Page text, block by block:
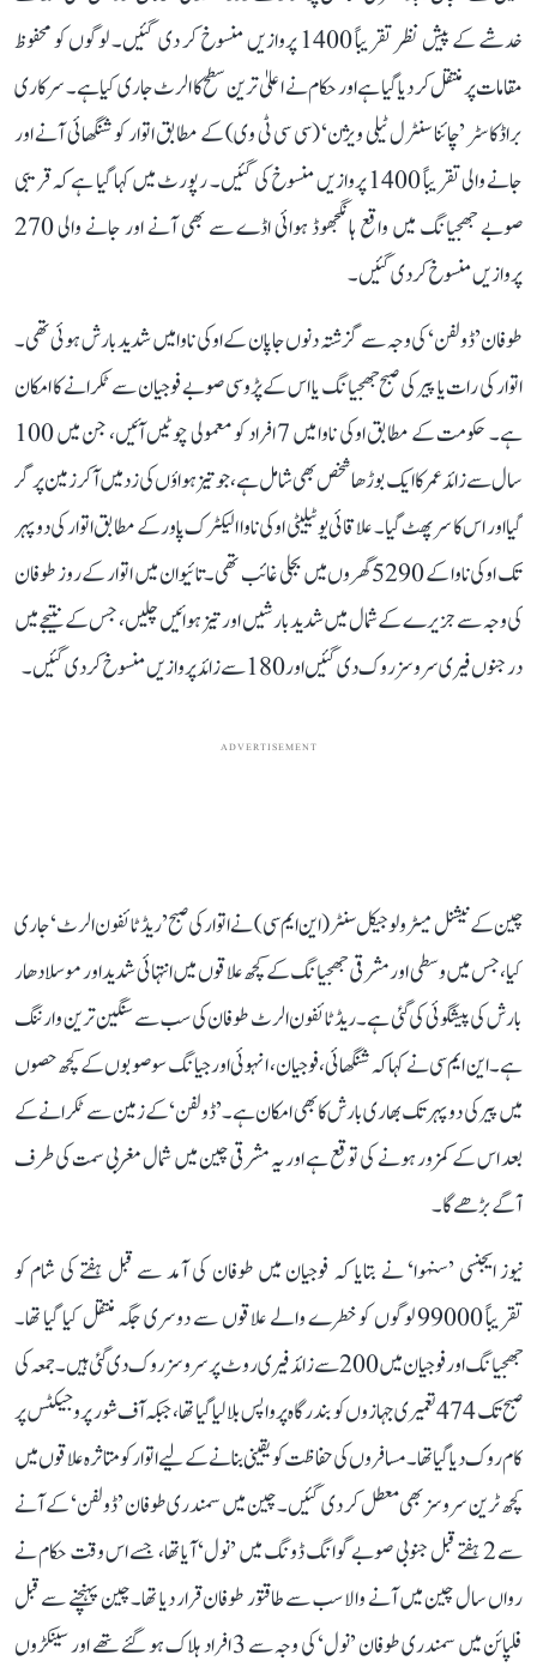
خدشے کے پیش نظر تقریباً 1400 پروازیں منسوخ کر دی گئیں۔ لوگوں کو محفوظ
مقامات پر منتقل کر دیا گیا ہے اور حکام نے اعلیٰ ترین سطح کا الرٹ جاری کیا ہے۔ سرکاری
براڈکاسٹر ’چائنا سنٹرل ٹیلی ویژن‘ (سی سی ٹی وی) کے مطابق اتوار کو شنگھائی آنے اور
جانے والی تقریباً 1400 پروازیں منسوخ کی گئیں۔ رپورٹ میں کہا گیا ہے کہ قریبی
صوبے جھجیانگ میں واقع ہانگجھوڈ ہوائی اڈے سے بھی آنے اور جانے والی 270
پروازیں منسوخ کر دی گئیں۔
طوفان ’ڈولفن‘ کی وجہ سے گزشتہ دنوں جاپان کے اوکی ناوا میں شدید بارش ہوئی تھی۔
اتوار کی رات یا پیر کی صبح جھجیانگ یا اس کے پڑوسی صوبے فوجیان سے ٹکرانے کا امکان
ہے۔ حکومت کے مطابق اوکی ناوا میں 7 افراد کو معمولی چوٹیں آئیں، جن میں 100
سال سے زائد عمر کا ایک بوڑھا شخص بھی شامل ہے، جو تیز ہواؤں کی زد میں آ کر زمین پر گر
گیا اور اس کا سر پھٹ گیا۔ علاقائی یوٹیلیٹی اوکی ناوا الیکٹرک پاور کے مطابق اتوار کی دوپہر
تک اوکی ناوا کے 5290 گھروں میں بجلی غائب تھی۔ تائیوان میں اتوار کے روز طوفان
کی وجہ سے جزیرے کے شمال میں شدید بارشیں اور تیز ہوائیں چلیں، جس کے نتیجے میں
درجنوں فیری سروسز روک دی گئیں اور 180 سے زائد پروازیں منسوخ کر دی گئیں۔
ADVERTISEMENT
چین کے نیشنل میٹرولوجیکل سنٹر (این ایم سی) نے اتوار کی صبح ’ریڈ ٹائفون الرٹ‘ جاری
کیا، جس میں وسطی اور مشرقی جھجیانگ کے کچھ علاقوں میں انتہائی شدید اور موسلا دھار
بارش کی پیشگوئی کی گئی ہے۔ ریڈ ٹائفون الرٹ طوفان کی سب سے سنگین ترین وارننگ
ہے۔ این ایم سی نے کہا کہ شنگھائی، فوجیان، انہوئی اور جیانگ سو صوبوں کے کچھ حصوں
میں پیر کی دوپہر تک بھاری بارش کا بھی امکان ہے۔ ’ڈولفن‘ کے زمین سے ٹکرانے کے
بعد اس کے کمزور ہونے کی توقع ہے اور یہ مشرقی چین میں شمال مغربی سمت کی طرف
آگے بڑھے گا۔
نیوز ایجنسی ’سنہوا‘ نے بتایا کہ فوجیان میں طوفان کی آمد سے قبل ہفتے کی شام کو
تقریباً 99000 لوگوں کو خطرے والے علاقوں سے دوسری جگہ منتقل کیا گیا تھا۔
جھجیانگ اور فوجیان میں 200 سے زائد فیری روٹ پر سروسز روک دی گئی ہیں۔ جمعہ کی
صبح تک 474 تعمیری جہازوں کو بندرگاہ پر واپس بلا لیا گیا تھا، جبکہ آف شور پروجیکٹس پر
کام روک دیا گیا تھا۔ مسافروں کی حفاظت کو یقینی بنانے کے لیے اتوار کو متاثرہ علاقوں میں
کچھ ٹرین سروسز بھی معطل کر دی گئیں۔ چین میں سمندری طوفان ’ڈولفن‘ کے آنے
سے 2 ہفتے قبل جنوبی صوبے گوانگ ڈونگ میں ’نول‘ آیا تھا، جسے اس وقت حکام نے
رواں سال چین میں آنے والا سب سے طاقتور طوفان قرار دیا تھا۔ چین پہنچنے سے قبل
فلپائن میں سمندری طوفان ’نول‘ کی وجہ سے 3 افراد ہلاک ہو گئے تھے اور سینکڑوں